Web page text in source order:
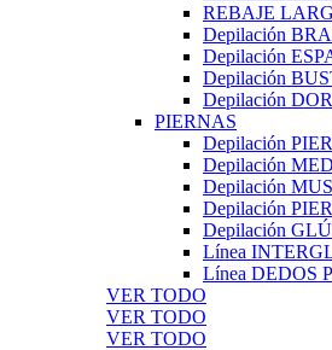
REBAJE
Depilación
Depilación
Depilación
Depilación
PIERNAS
Depilación
Depilación
Depilación
Depilación
Depilación
Línea
Línea DEDOS
VER TODO
VER TODO
VER TODO